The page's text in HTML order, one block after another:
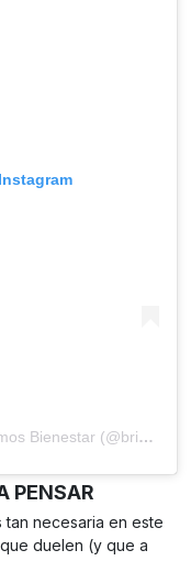
Una publicación compartida de Brindemos Bienestar (@brindemos.bienestar)
PENSAR
necesaria en este
duelen (y que a